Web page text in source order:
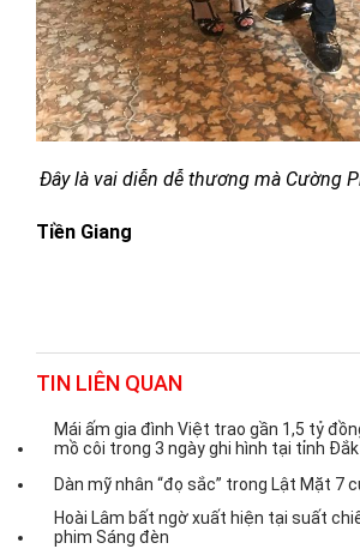
Đây là vai diễn dễ thương mà Cường
Tiền Giang
TIN LIÊN QUAN
Mái ấm gia đình Việt trao gần 1,5 tỷ
mồ côi trong 3 ngày ghi hình tại tỉnh Đắk
Dàn mỹ nhân “đọ sắc” trong Lật Mặt 7
Hoài Lâm bất ngờ xuất hiện tại suất
phim Sáng đèn